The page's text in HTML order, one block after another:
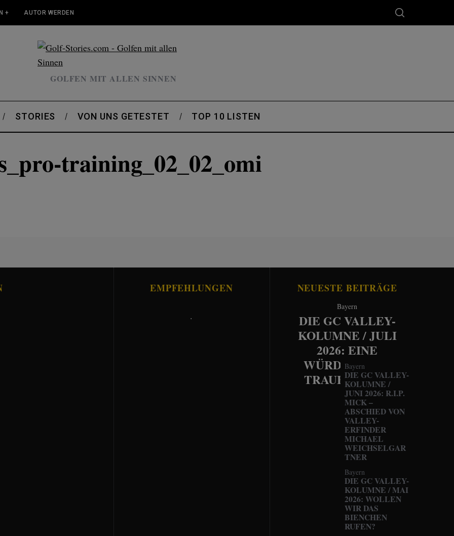
+ AUTOR WERDEN
GOLFEN MIT ALLEN SINNEN
STORIES VON UNS GETESTET TOP 10 LISTEN
training_02_02_omi
EMPFEHLUNGEN
.
NEUESTE BEITRÄGE
Bayern
DIE GC VALLEY-
KOLUMNE / JULI
2026: EINE
WÜRDEVOLLE
TRAUERFEIER
Bayern
DIE GC VALLEY-
KOLUMNE /
JUNI 2026: R.I.P.
MICK –
ABSCHIED VON
VALLEY-
ERFINDER
MICHAEL
WEICHSELGAR
TNER
Bayern
DIE GC VALLEY-
KOLUMNE / MAI
2026: WOLLEN
WIR DAS
BIENCHEN
RUFEN?